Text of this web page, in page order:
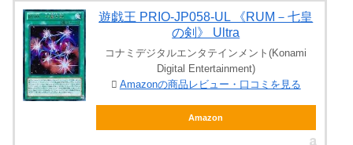
遊戯王 PRIO-JP058-UL 《RUM－七皇
の剣》 Ultra
コナミデジタルエンタテインメント(Konami
Digital Entertainment)
Amazonの商品レビュー・口コミを見る
Amazon